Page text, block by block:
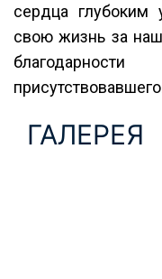
сердца глубоким
свою жизнь за
ГАЛЕРЕЯ